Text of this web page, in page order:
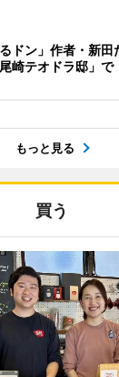
るドン」作者・新
崎テオドラ邸」で
もっと見る
買う